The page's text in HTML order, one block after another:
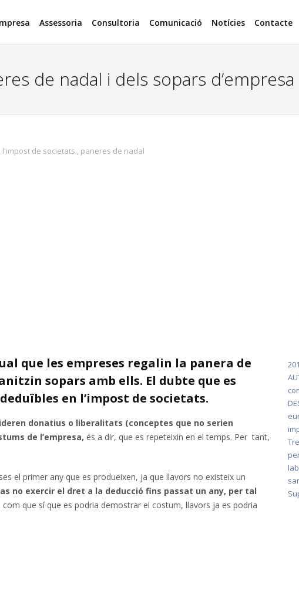
Assessoria Consultoria Comunicació Notícies Contacte
de nadal i dels sopars d’empresa
, l'impost de societats., paneres de nadal
que les empreses regalin la panera de
sopars amb ells. El dubte que es
en l’impost de societats.
donatius o liberalitats (conceptes que no serien
de l’empresa, és a dir, que es repeteixin en el temps. Per tant,
el primer any que es produeixen, ja que llavors no existeix un
no exercir el dret a la deducció fins passat un any, per tal
com que sí que es podria demostrar el costum, llavors ja es podria